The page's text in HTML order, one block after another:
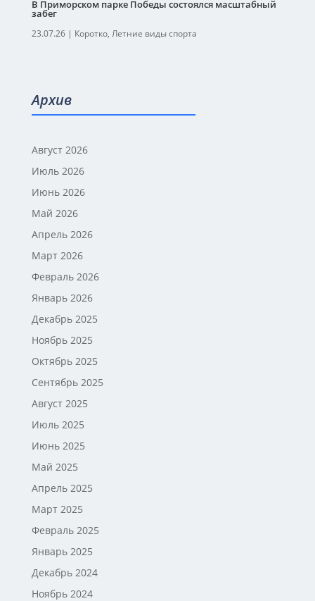
В Приморском парке Победы состоялся масштабный
забег
23.07.26| Коротко, Летние виды спорта
Архив
Август 2026
Июль 2026
Июнь 2026
Май 2026
Апрель 2026
Март 2026
Февраль 2026
Январь 2026
Декабрь 2025
Ноябрь 2025
Октябрь 2025
Сентябрь 2025
Август 2025
Июль 2025
Июнь 2025
Май 2025
Апрель 2025
Март 2025
Февраль 2025
Январь 2025
Декабрь 2024
Ноябрь 2024